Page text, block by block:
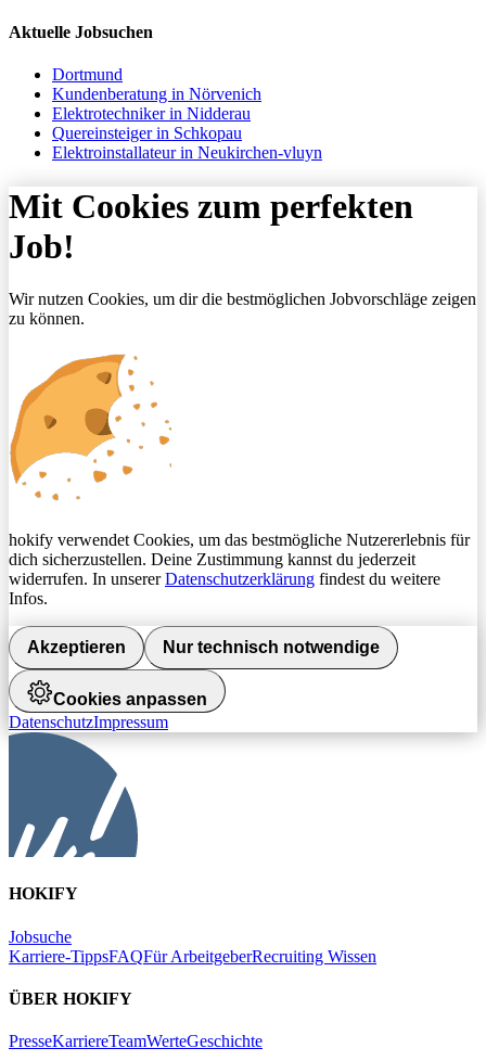
Aktuelle Jobsuchen
Dortmund
Kundenberatung in Nörvenich
Elektrotechniker in Nidderau
Quereinsteiger in Schkopau
Elektroinstallateur in Neukirchen-vluyn
Mit Cookies zum perfekten
Job!
Wir nutzen Cookies, um dir die bestmöglichen Jobvorschläge zeigen
zu können.
hokify verwendet Cookies, um das bestmögliche Nutzererlebnis für
dich sicherzustellen. Deine Zustimmung kannst du jederzeit
widerrufen. In unsererDatenschutzerklärung findest du weitere
Infos.
Akzeptieren Nur technisch notwendige
Cookies anpassen
DatenschutzImpressum
HOKIFY
Jobsuche
Karriere-TippsFAQFür ArbeitgeberRecruiting Wissen
ÜBER HOKIFY
PresseKarriereTeamWerteGeschichte